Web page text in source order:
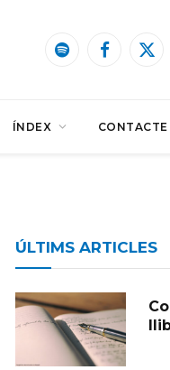
SpotifyFacebook
X
ÍNDEX CONTACTE
ÚLTIMS ARTICLES